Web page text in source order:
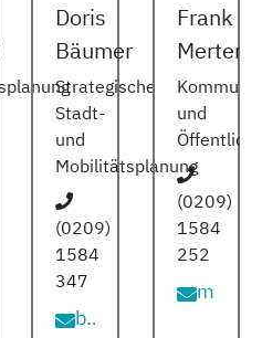
Doris
Bäumer
Strategische
Stadt-
und
Mobilitätsplanung
(0209)
1584
347
baeumer@vrr.de
Frank
Merten
und
(0209)
1584
252